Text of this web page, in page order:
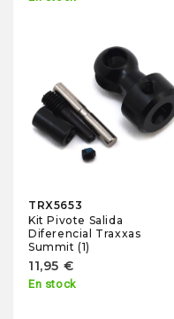
TRX5653
Kit Pivote Salida
Diferencial Traxxas
Summit (1)
11,95 €
En stock